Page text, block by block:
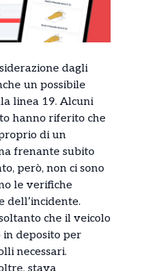
dagli
un possibile
linea 19. Alcuni
hanno riferito che
di un
frenante subito
però, non ci sono
le verifiche
dell’incidente.
che il veicolo
deposito per
necessari.